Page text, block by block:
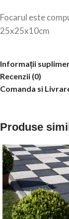
Focarul este
25x25x10cm
Informații
Recenzii (0)
Comanda si
Produse